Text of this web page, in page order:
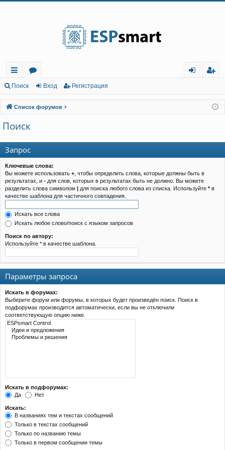
с
ы
лк
и
ру
м
ы
д
ис
тр
Поиск Вход Регистрация
Список форумов
Поиск
Запрос
Ключевые слова:
Вы можете использовать + , чтобы определить слова, которые должны быть в
результатах, и - для слов, которых в результатах быть не должно. Вы можете
разделить слова символом | для поиска любого слова из списка. Используйте *в
качестве шаблона для частичного совпадения.
Искать все слова
Искать любое слово/поиск с языком запросов
Поиск по автору:
Используйте * в качестве шаблона.
Параметры запроса
Искать в форумах:
Выберите форум или форумы, в которых будет произведён поиск. Поиск в
подфорумах производится автоматически, если вы не отключили
соответствующую опцию ниже.
Искать в подфорумах:
Да
Нет
Искать:
В названиях тем и текстах сообщений
Только в текстах сообщений
Только по названию темы
Только в первом сообщении темы